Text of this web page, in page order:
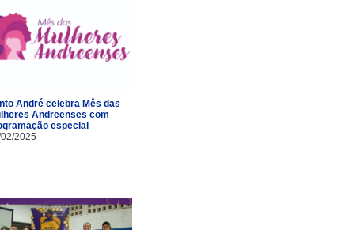
André celebra Mês das
Andreenses com
especial
2025